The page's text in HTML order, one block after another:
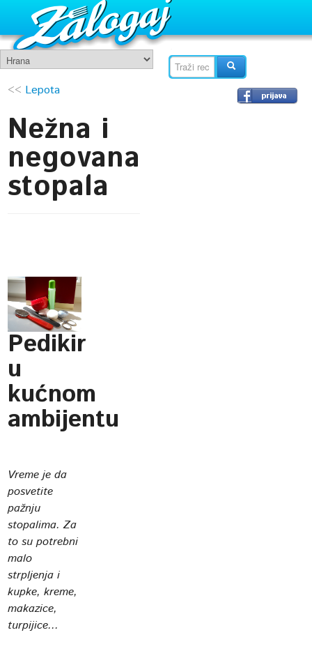
<< Lepota
Nežna i
negovana
stopala
Pedikir
u
kućnom
ambijentu
Vreme je da
posvetite
pažnju
stopalima. Za
to su potrebni
malo
strpljenja i
kupke, kreme,
makazice,
turpijice...